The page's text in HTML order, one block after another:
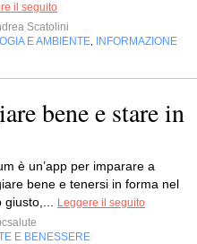
il seguito
Scatolini
E AMBIENTE
INFORMAZIONE
bene e stare in
è un’app per imparare a
bene e tenersi in forma nel
giusto,...
Leggere il seguito
E BENESSERE